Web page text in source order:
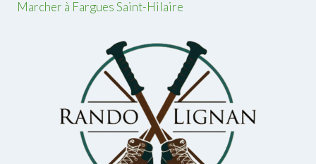
Marcher à Fargues Saint-Hilaire